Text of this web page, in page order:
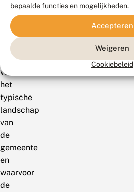
bepaalde functies en mogelijkheden.
Accepteren
Weigeren
Cookiebeleid
die
ambassadeur
voor
het
typische
landschap
van
de
gemeente
en
waarvoor
de